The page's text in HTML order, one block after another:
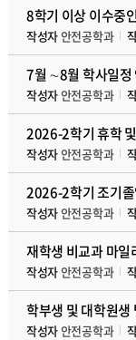
8학기 이상 이수중
작성자안전공학과
7월 ∼8월 학사일정
작성자안전공학과
2026-2학기 휴학
작성자안전공학과
2026-2학기 조기
작성자안전공학과
재학생 비교과 마일
작성자안전공학과
학부생 및 대학원생
작성자안전공학과